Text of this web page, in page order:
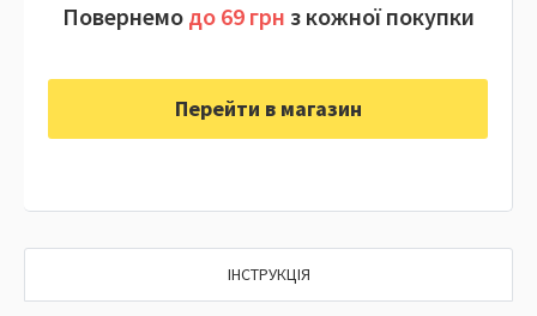
Повернемо до 69 грн з кожної покупки
ІНСТРУКЦІЯ